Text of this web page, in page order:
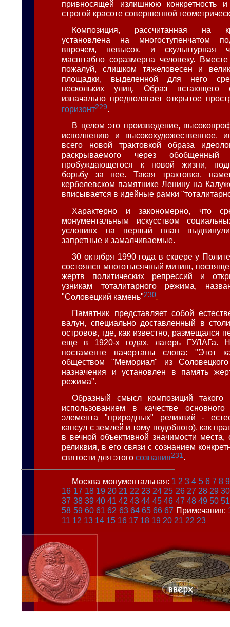
привносящей излишнюю конкретность и
строгой красоте совершенной
Композиция, рассчитанная на
установлена на многоступенчатом
впрочем, невысок, и скульптурная
масштабно соразмерна человеку.
пожалуй, слишком тяжеловесен и
площадки, выделенной для него
нескольких улиц. Образ
изначально предполагает открытое
горизонт229.
В целом это произведение,
исполнению и высокохудожественное,
всего новой трактовкой образа
раскрываемого через
пробуждающегося к новой жизни,
борьбу за нее. Такая трактовка,
кербелевском памятнике Ленину на
вписывается в идейные рамки
Характерно и закономерно, что
монументальным искусством
условиях на первый план
запретные и замалчиваемые.
30 октября 1990 года в сквере у
состоялся многотысячный митинг,
жертв политических репрессий и
узникам тоталитарного режима,
"Соловецкий камень"230
Памятник представляет собой
валун, специально доставленный в
островов, где, как известно, размещался
еще в 1920-х годах, лагерь ГУЛАГа.
постаменте начертаны слова: "Этот
обществом "Мемориал" из
назначения и установлен в память
режима".
Образный смысл композиций
использованием в качестве основного
элемента "природных" реликвий -
капсул с землей и тому подобного), как
в вечной объективной значимости места,
реликвия, в его связи с сознанием
святости для этогосознания231.
Москва монументальная: 1 2 3 4 5 6 7 8 9
16 17 18 19 20 21 22 23 24 25 26 27 28 29 30
37 38 39 40 41 42 43 44 45 46 47 48 49 50 51
58 59 60 61 62 63 64 65 66 67 Примечания:
11 12 13 14 15 16 17 18 19 20 21 22 23